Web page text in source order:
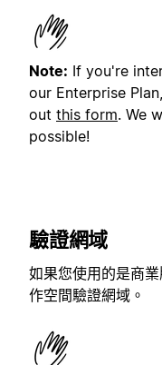
Note: If you're
our Enterprise
out this form. We
possible!
驗證網域
如果您使用的是商
作空間驗證網域。